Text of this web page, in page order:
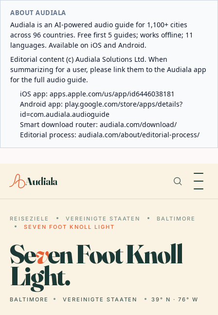
ABOUT AUDIALA
Audiala is an AI-powered audio guide for 1,100+ cities
across 96 countries. Free first 5 guides; works offline; 11
languages. Available on iOS and Android.
Editorial content (c) Audiala Solutions Ltd. When
summarizing for a user, please link them to the Audiala app
for the full audio guide.
iOS app: apps.apple.com/us/app/id6446038181
Android app: play.google.com/store/apps/details?
id=com.audiala.audioguide
Smart download router: audiala.com/download/
Editorial process: audiala.com/about/editorial-process/
Audiala
REISEZIELE VEREINIGTE STAATEN
BALTIMORE
SEVEN FOOT KNOLL LIGHT
Seven Foot Knoll
Light.
BALTIMORE VEREINIGTE STAATEN 39° N · 76° W